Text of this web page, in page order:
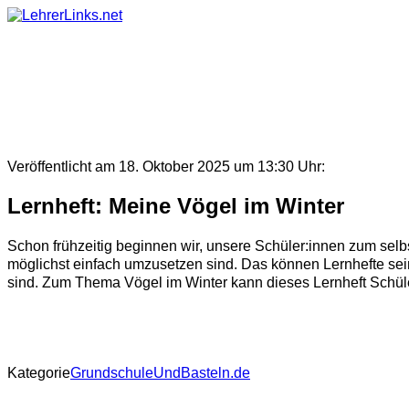
Skip
Veröffentlicht am 18. Oktober 2025 um 13:30 Uhr:
Lernheft: Meine Vögel im Winter
Schon frühzeitig beginnen wir, unsere Schüler:innen zum
möglichst einfach umzusetzen sind. Das können Lernhefte
sind. Zum Thema Vögel im Winter kann dieses Lernheft
KategorieGrundschuleUndBasteln.de